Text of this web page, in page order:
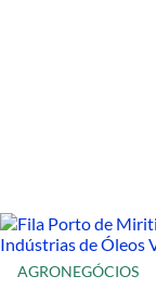
AGRONEGÓCIOS